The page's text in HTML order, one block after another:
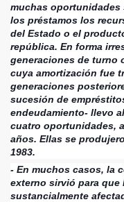
muchas oportunidades
los préstamos los
del Estado o el
república. En forma
generaciones de turno
cuya amortización fue
generaciones
sucesión de
endeudamiento- llevo
cuatro oportunidades,
años. Ellas se
1983.
- En muchos casos, la
externo sirvió para que
sustancialmente